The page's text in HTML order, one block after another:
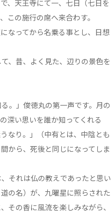
、天王寺にて一、七日（七日を
この施行の席へ来合わす。
なってから名乗る事とし、日想
、昔、よく見た、辺りの景色を
。」俊徳丸の第一声です。月の
深い思いを誰か知ってくれる
なり。」（中有とは、中陰とも
から、死後と同じになってしま
それは仏の教えであったと思い
の名）が、九曜星に照らされた
その香に風流を楽しみながら、